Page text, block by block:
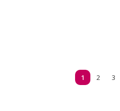
1 2 3